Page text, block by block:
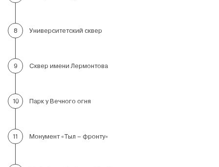
8 Университетский сквер
9 Сквер имени Лермонтова
10 Парк у Вечного огня
11 Монумент «Тыл – фронту»